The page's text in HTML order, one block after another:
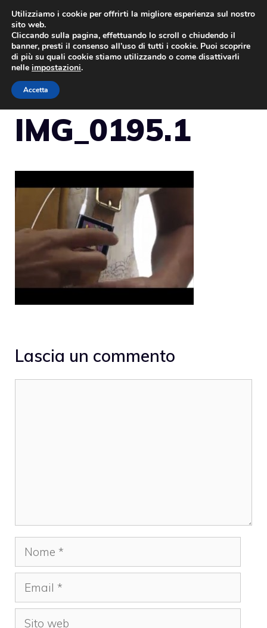
Vai
contenuto
IMG_0195.1
Lascia un commento
Nome
Email
Sito
Utilizziamo i cookie per offrirti la migliore esperienza sul nostro
sito web.
Cliccando sulla pagina, effettuando lo scroll o chiudendo il
banner, presti il consenso all’uso di tutti i cookie. Puoi scoprire
di più su quali cookie stiamo utilizzando o come disattivarli
nelle impostazioni.
Accetta